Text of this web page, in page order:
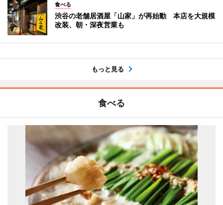
食べる
渋谷の老舗居酒屋「山家」が再始動 本店を大規模
改装、朝・深夜営業も
もっと見る
食べる